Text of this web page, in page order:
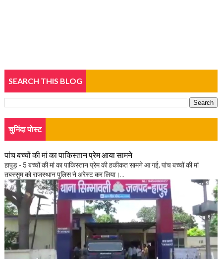
SEARCH THIS BLOG
चुनिंदा पोस्ट
पांच बच्चों की मां का पाकिस्तान प्रेम आया सामने
हापुड़ - 5 बच्चों की मां का पाकिस्तान प्रेम की हकीकत सामने आ गई, पांच बच्चों की मां
तबस्सुम को राजस्थान पुलिस ने अरेस्ट कर लिया।...